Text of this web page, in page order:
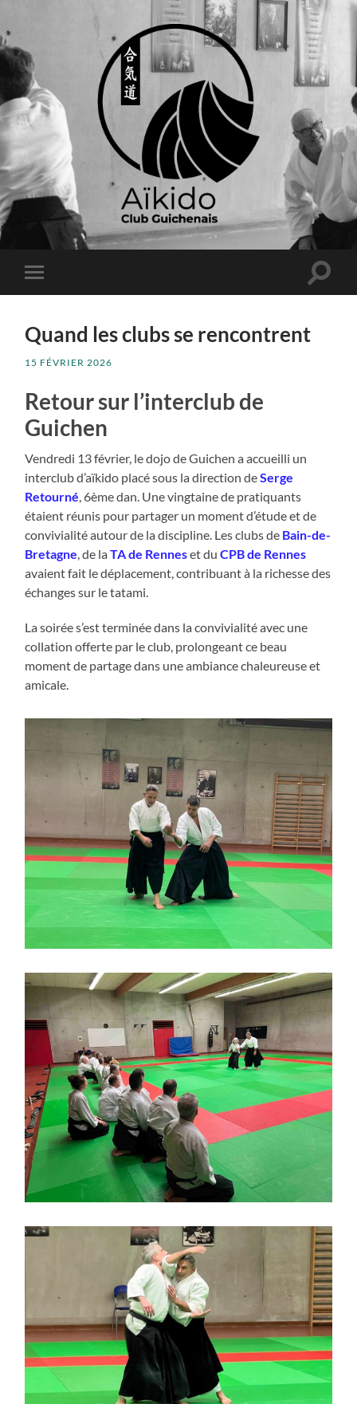
Quand les clubs se rencontrent
15 FÉVRIER 2026
Retour sur l’interclub de
Guichen
Vendredi 13 février, le dojo de Guichen a accueilli un
interclub d’aïkido placé sous la direction deSerge
Retourné , 6ème dan. Une vingtaine de pratiquants
étaient réunis pour partager un moment d’étude et de
convivialité autour de la discipline. Les clubs de Bain-de-
Bretagne , de laTA de Renneset duCPB de Rennes
avaient fait le déplacement, contribuant à la richesse des
échanges sur le tatami.
La soirée s’est terminée dans la convivialité avec une
collation offerte par le club, prolongeant ce beau
moment de partage dans une ambiance chaleureuse et
amicale.